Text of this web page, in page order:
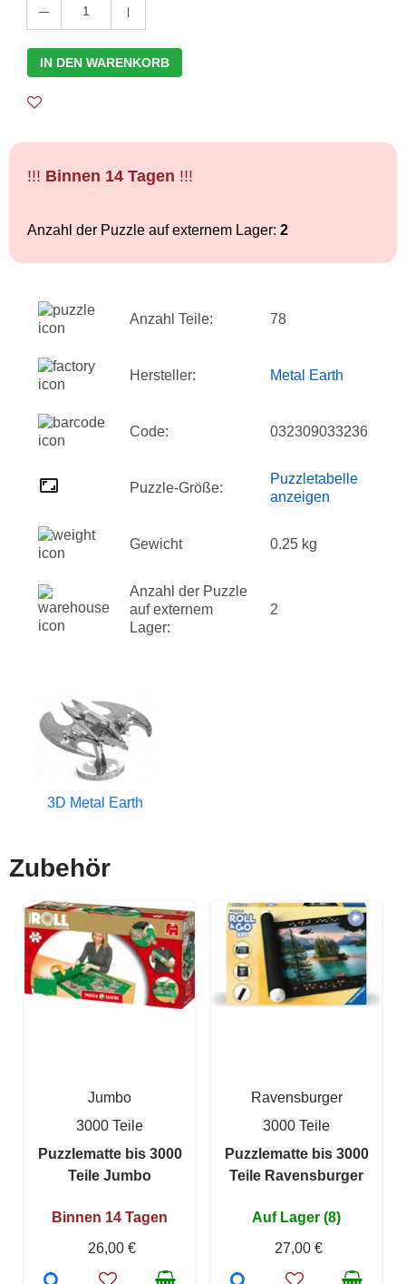
1
IN DEN WARENKORB
!!! Binnen 14 Tagen !!!
Anzahl der Puzzle auf externem Lager: 2
Anzahl Teile: 78
Hersteller: Metal Earth
Code: 032309033236
Puzzle-Größe:
Puzzletabelle
anzeigen
Gewicht 0.25 kg
Anzahl der Puzzle
auf externem
Lager:
2
3D Metal Earth
Zubehör
Jumbo
3000 Teile
Puzzlematte bis 3000
Teile Jumbo
Binnen 14 Tagen
26,00 €
Ravensburger
3000 Teile
Puzzlematte bis 3000
Teile Ravensburger
Auf Lager (8)
27,00 €